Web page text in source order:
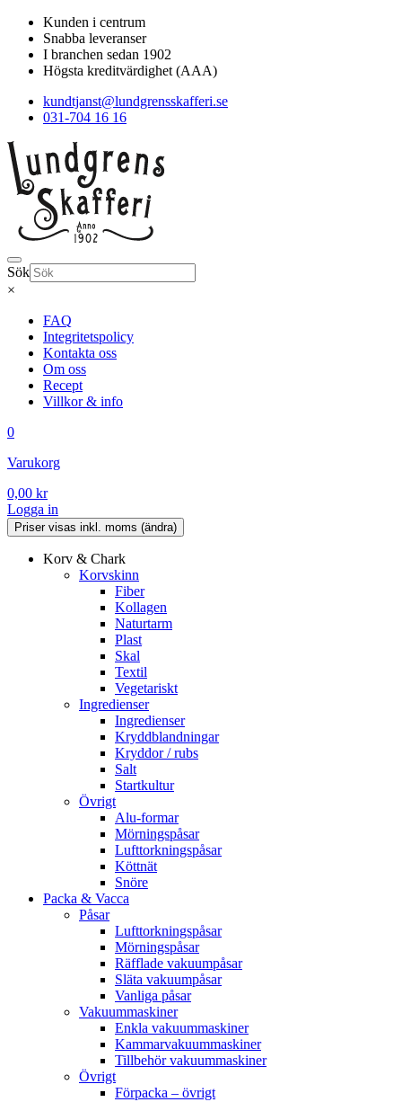
Kunden i centrum
Snabba leveranser
I branchen sedan 1902
Högsta kreditvärdighet (AAA)
kundtjanst@lundgrensskafferi.se
031-704 16 16
Sök
×
FAQ
Integritetspolicy
Kontakta oss
Om oss
Recept
Villkor & info
0
Varukorg
0,00 kr
Logga in
Korv & Chark
Korvskinn
Fiber
Kollagen
Naturtarm
Plast
Skal
Textil
Vegetariskt
Ingredienser
Ingredienser
Kryddblandningar
Kryddor / rubs
Salt
Startkultur
Övrigt
Alu-formar
Mörningspåsar
Lufttorkningspåsar
Köttnät
Snöre
Packa & Vacca
Påsar
Lufttorkningspåsar
Mörningspåsar
Räfflade vakuumpåsar
Släta vakuumpåsar
Vanliga påsar
Vakuummaskiner
Enkla vakuummaskiner
Kammarvakuummaskiner
Tillbehör vakuummaskiner
Övrigt
Förpacka – övrigt